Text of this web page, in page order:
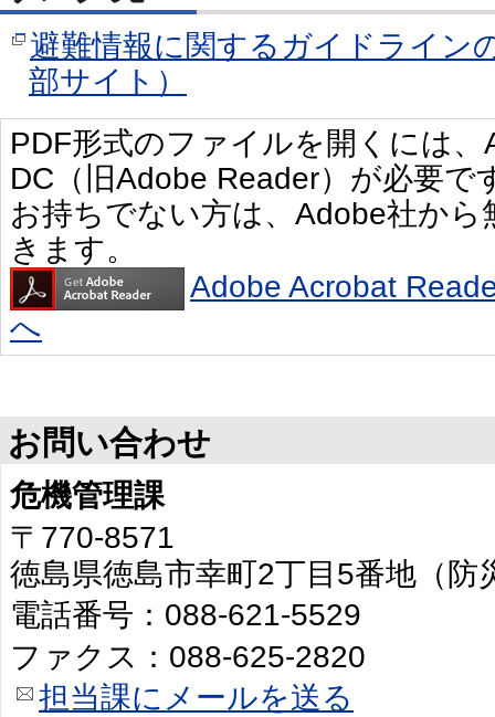
避難情報に関するガイドライン
部サイト）
PDF形式のファイルを開くには
DC（旧Adobe Reader）が必要で
お持ちでない方は、Adobe社か
きます。
Adobe Acrobat
へ
お問い合わせ
危機管理課
〒770-8571
徳島県徳島市幸町2丁目5番地（防
電話番号：088-621-5529
ファクス：088-625-2820
担当課にメールを送る